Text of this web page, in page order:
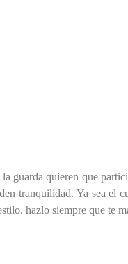
guarda quieren que
tranquilidad. Ya sea el
hazlo siempre que te